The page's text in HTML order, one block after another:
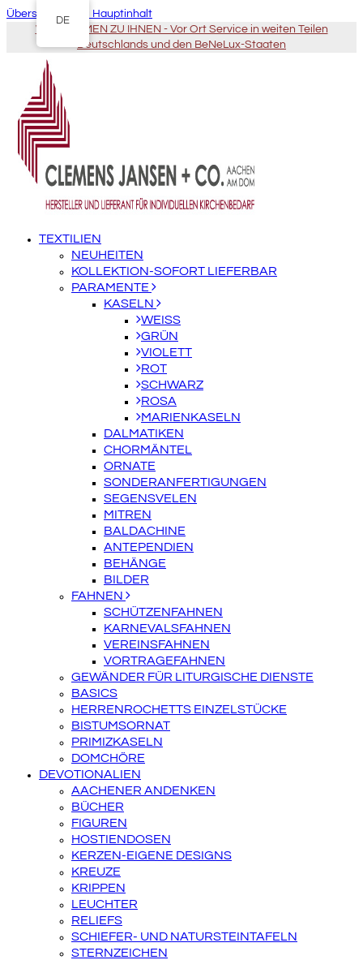
Überspringen zu Hauptinhalt
WIR KOMMEN ZU IHNEN - Vor Ort Service in weiten Teilen
Deutschlands und den BeNeLux-Staaten
TEXTILIEN
NEUHEITEN
KOLLEKTION-SOFORT LIEFERBAR
PARAMENTE
KASELN
WEISS
GRÜN
VIOLETT
ROT
SCHWARZ
ROSA
MARIENKASELN
DALMATIKEN
CHORMÄNTEL
ORNATE
SONDERANFERTIGUNGEN
SEGENSVELEN
MITREN
BALDACHINE
ANTEPENDIEN
BEHÄNGE
BILDER
FAHNEN
SCHÜTZENFAHNEN
KARNEVALSFAHNEN
VEREINSFAHNEN
VORTRAGEFAHNEN
GEWÄNDER FÜR LITURGISCHE DIENSTE
BASICS
HERRENROCHETTS EINZELSTÜCKE
BISTUMSORNAT
PRIMIZKASELN
DOMCHÖRE
DEVOTIONALIEN
AACHENER ANDENKEN
BÜCHER
FIGUREN
HOSTIENDOSEN
KERZEN-EIGENE DESIGNS
KREUZE
KRIPPEN
LEUCHTER
RELIEFS
SCHIEFER- UND NATURSTEINTAFELN
STERNZEICHEN
DE